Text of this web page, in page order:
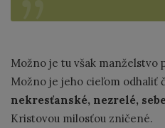
Možno je tu však manželstvo
Možno je jeho cieľom odhaliť
nekresťanské, nezrelé,
Kristovou milosťou zničené.